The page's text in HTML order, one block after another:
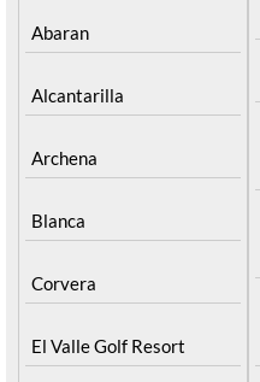
Abaran
Alcantarilla
Archena
Blanca
Corvera
El Valle Golf Resort